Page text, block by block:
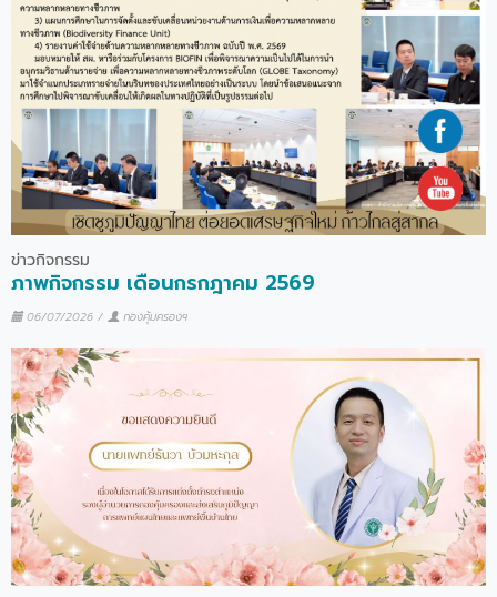
ข่าวกิจกรรม
ภาพกิจกรรม เดือนกรกฎาคม 2569
06/07/2026 / กองคุ้มครองฯ